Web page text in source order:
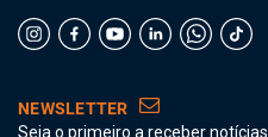
NEWSLETTER
Seja o primeiro a receber notícias